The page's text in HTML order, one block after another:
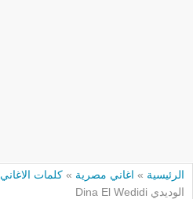
الرئيسية » اغاني مصرية » كلمات الاغاني
الوديدي Dina El Wedidi